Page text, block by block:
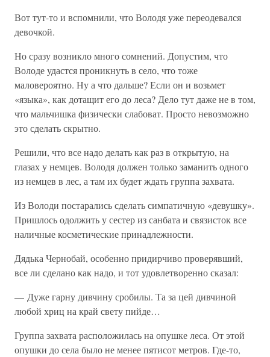
Вот тут-то и вспомнили, что Володя уже переодевался
девочкой.
Но сразу возникло много сомнений. Допустим, что
Володе удастся проникнуть в село, что тоже
маловероятно. Ну а что дальше? Если он и возьмет
«языка», как дотащит его до леса? Дело тут даже не в том,
что мальчишка физически слабоват. Просто невозможно
это сделать скрытно.
Решили, что все надо делать как раз в открытую, на
глазах у немцев. Володя должен только заманить одного
из немцев в лес, а там их будет ждать группа захвата.
Из Володи постарались сделать симпатичную «девушку».
Пришлось одолжить у сестер из санбата и связисток все
наличные косметические принадлежности.
Дядька Чернобай, особенно придирчиво проверявший,
все ли сделано как надо, и тот удовлетворенно сказал:
— Дуже гарну дивчину сробилы. Та за цей дивчиной
любой хриц на край свету пийде…
Группа захвата расположилась на опушке леса. От этой
опушки до села было не менее пятисот метров. Где-то,